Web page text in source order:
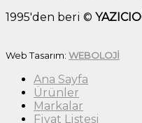
1995'den beri ©
Web Tasarım: WEBOLOJİ
Ana Sayfa
Ürünler
Markalar
Fiyat Listesi